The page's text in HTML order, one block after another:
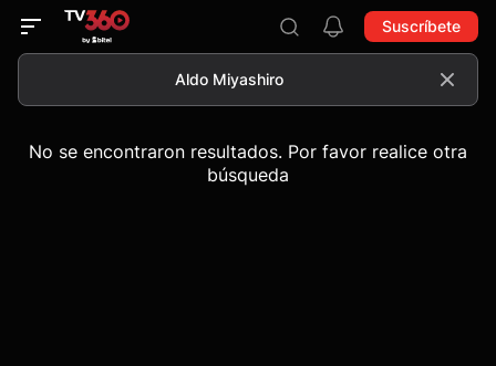
Suscríbete
No se encontraron resultados. Por favor realice otra
búsqueda